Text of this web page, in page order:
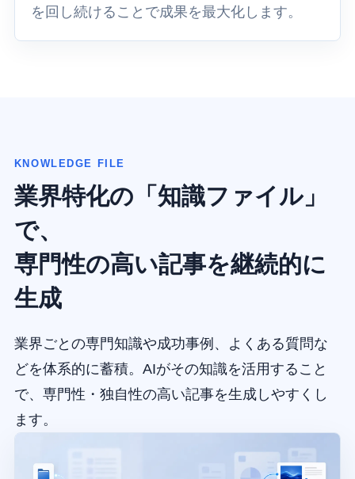
を回し続けることで成果を最大化します。
KNOWLEDGE FILE
業界特化の「知識ファイル」
で、
専門性の高い記事を継続的に
生成
業界ごとの専門知識や成功事例、よくある質問な
どを体系的に蓄積。AIがその知識を活用すること
で、専門性・独自性の高い記事を生成しやすくし
ます。